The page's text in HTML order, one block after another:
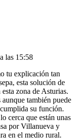
las 15:58
tu explicación tan
esta solución de
zona de Asturias.
también puede
su función.
cerca que están unas
por Villanueva y
en el medio rural.